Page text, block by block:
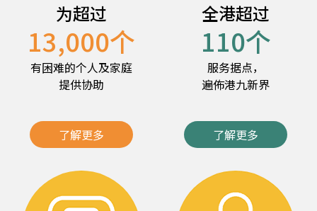
为超过
13,000个
有困难的个人及家庭
提供协助
了解更多
全港超过
110个
服务据点，
遍佈港九新界
了解更多